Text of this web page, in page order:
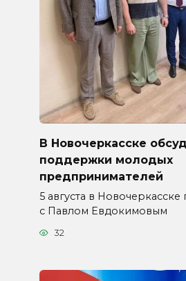
В Новочеркасске
поддержки молодых
предпринимателей
5 августа в
с Павлом Евдокимовым
32